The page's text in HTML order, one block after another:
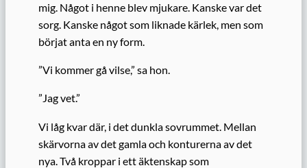
mig. Något i henne blev mjukare. Kanske var det
sorg. Kanske något som liknade kärlek, men som
börjat anta en ny form.
”Vi kommer gå vilse,” sa hon.
”Jag vet.”
Vi låg kvar där, i det dunkla sovrummet. Mellan
skärvorna av det gamla och konturerna av det
nya. Två kroppar i ett äktenskap som